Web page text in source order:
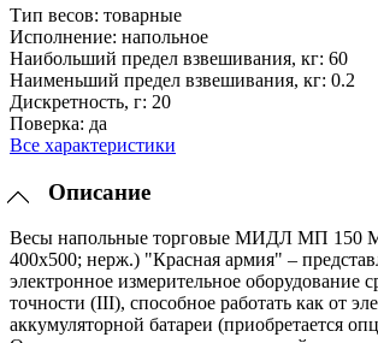
Тип весов: товарные
Исполнение: напольное
Наибольший предел взвешивания, кг: 60
Наименьший предел взвешивания, кг: 0.2
Дискретность, г: 20
Поверка: да
Все характеристики
Описание
Весы напольные торговые МИДЛ МП 150
400х500; нерж.) "Красная армия" –
электронное измерительное оборудование
точности (III), способное работать как от
аккумуляторной батареи (приобретается